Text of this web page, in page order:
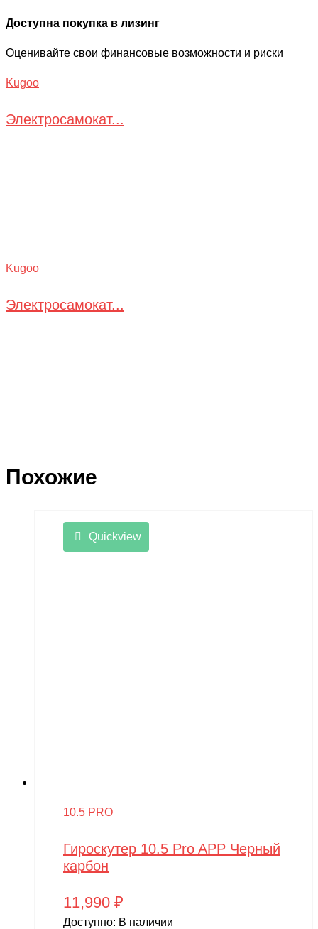
Доступна покупка в лизинг
Оценивайте свои финансовые возможности и риски
Kugoo
Электросамокат...
Kugoo
Электросамокат...
Похожие
Quickview
10.5 PRO
Гироскутер 10.5 Pro APP Черный
карбон
11,990 ₽
Доступно: В наличии